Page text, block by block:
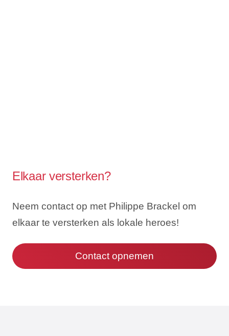
Elkaar versterken?
Neem contact op met Philippe Brackel om
elkaar te versterken als lokale heroes!
Contact opnemen